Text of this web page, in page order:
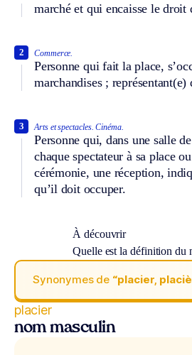
marché et qui encaisse le droit
Commerce.
Personne qui fait la place,
marchandises ; représentant(e)
2
Arts et spectacles. Cinéma.
Personne qui, dans une salle
chaque spectateur à sa place
cérémonie, une réception,
qu’il doit occuper.
3
À découvrir
Quelle est la définition du
Synonymes de “placier,
placier
nom masculin